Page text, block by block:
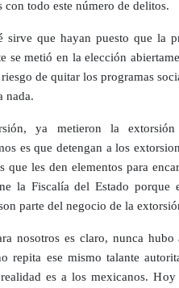
con todo este número de delitos.
sirve que hayan puesto que la
se metió en la elección
de quitar los programas
nada.
ya metieron la
es que detengan a los
que les den elementos para
la Fiscalía del Estado
parte del negocio de la
nosotros es claro, nunca hubo
repita ese mismo talante
es a los mexicanos.